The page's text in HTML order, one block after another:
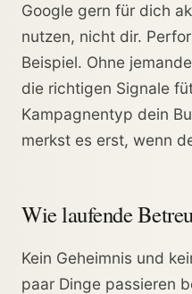
Google gern für dich
nutzen, nicht dir.
Beispiel. Ohne
die richtigen Signale
Kampagnentyp dein
merkst es erst, wenn
Wie laufende
Kein Geheimnis und
paar Dinge passieren